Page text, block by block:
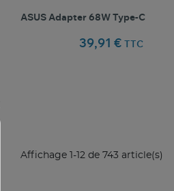
ASUS Adapter 68W Type-C
39,91 €TTC
Affichage 1-12 de 743 article(s)